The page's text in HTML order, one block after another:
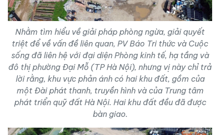
Nhằm tìm hiểu về giải pháp phòng ngừa, giải quyết
triệt để về vấn đề liên quan, PV Báo Tri thức và Cuộc
sống đã liên hệ với đại diện Phòng kinh tế, hạ tầng và
đô thị phường Đại Mỗ (TP Hà Nội), nhưng vị này chỉ trả
lời rằng, khu vực phản ánh có hai khu đất, gồm của
một Đài phát thanh, truyền hình và của Trung tâm
phát triển quỹ đất Hà Nội. Hai khu đất đều đã được
bàn giao.